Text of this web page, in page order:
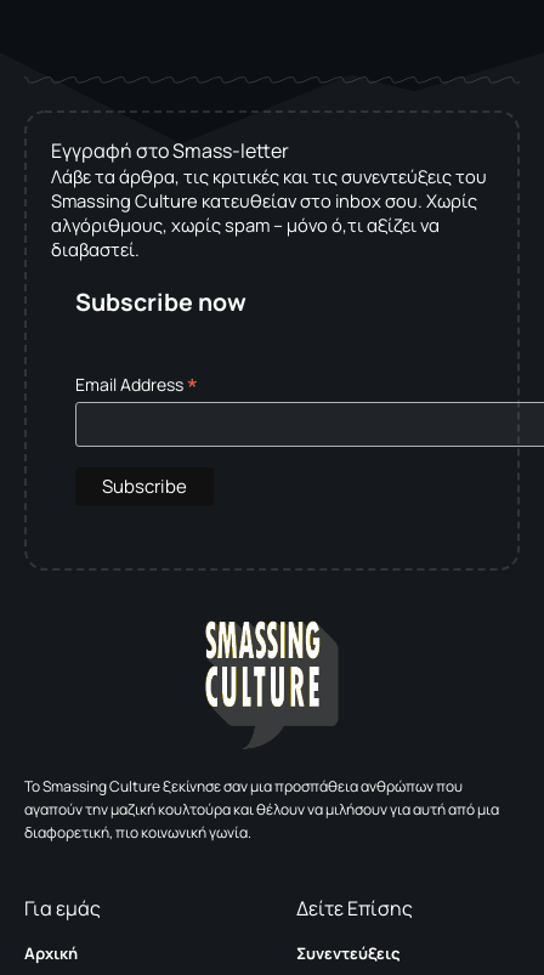
Εγγραφή στο Smass-letter
Λάβε τα άρθρα, τις κριτικές και τις συνεντεύξεις του
Smassing Culture κατευθείαν στο inbox σου. Χωρίς
αλγόριθμους, χωρίς spam – μόνο ό,τι αξίζει να
διαβαστεί.
Subscribe now
Email Address*
To Smassing Culture ξεκίνησε σαν μια προσπάθεια ανθρώπων που
αγαπούν την μαζική κουλτούρα και θέλουν να μιλήσουν για αυτή από μια
διαφορετική, πιο κοινωνική γωνία.
Για εμάς
Αρχική
Δείτε Επίσης
Συνεντεύξεις